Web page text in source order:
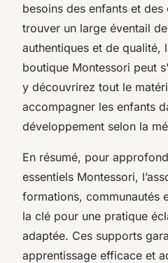
besoins des enfants et des
trouver un large éventail
authentiques et de qualité,
boutique Montessori peut
y découvrirez tout le
accompagner les enfants
développement selon la
En résumé, pour
essentiels Montessori,
formations, communautés
la clé pour une pratique
adaptée. Ces supports
apprentissage efficace et